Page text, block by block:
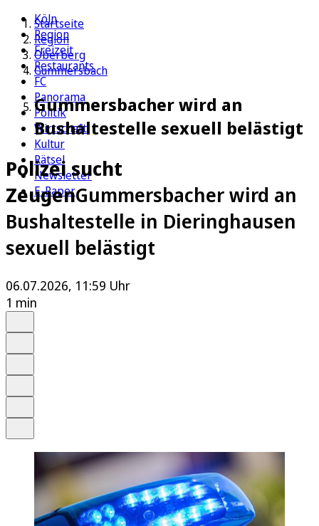
Köln
Region
Freizeit
Restaurants
FC
Panorama
Politik
Wirtschaft
Kultur
Rätsel
Newsletter
E-Paper
Startseite
Region
Oberberg
Gummersbach
Gummersbacher wird an
Bushaltestelle sexuell belästigt
Polizei sucht
ZeugenGummersbacher wird an
Bushaltestelle in Dieringhausen
sexuell belästigt
06.07.2026, 11:59 Uhr
1 min